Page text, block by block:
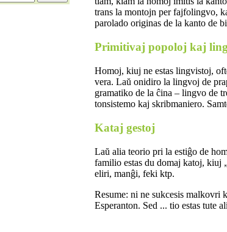
trans la montojn per fajfolingvo,
parolado originas de la kanto de
Primitivaj popoloj kaj
Homoj, kiuj ne estas lingvistoj,
vera. Laŭ onidiro la lingvoj de
gramatiko de la ĉina – lingvo de
tonsistemo kaj skribmaniero.
Kataj gestoj
Laŭ alia teorio pri la estiĝo de
familio estas du domaj katoj, kiuj
eliri, manĝi, feki ktp.
Resume: ni ne sukcesis malkovri
Esperanton. Sed ... tio estas tute